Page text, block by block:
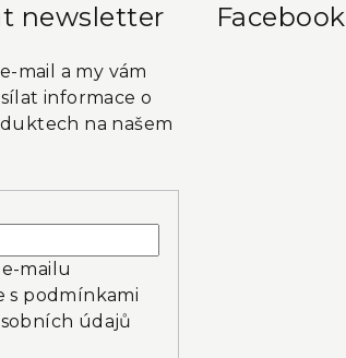
newsletter
mail a my vám
informace o
na našem
mailu
s podmínkami
údajů
Facebook